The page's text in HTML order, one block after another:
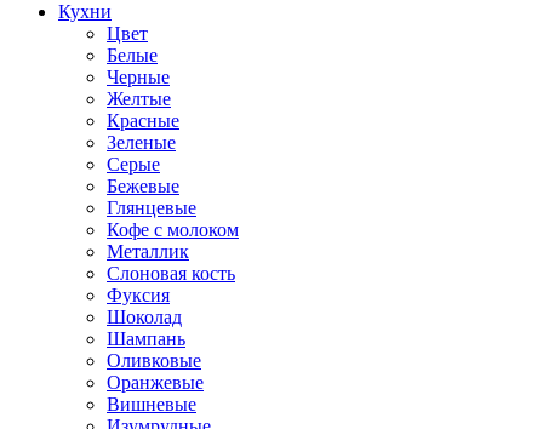
Кухни
Цвет
Белые
Черные
Желтые
Красные
Зеленые
Серые
Бежевые
Глянцевые
Кофе с молоком
Металлик
Слоновая кость
Фуксия
Шоколад
Шампань
Оливковые
Оранжевые
Вишневые